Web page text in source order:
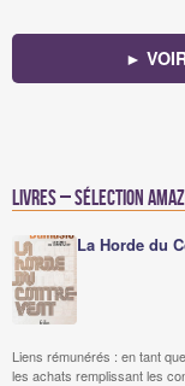
►
Livres – Sélection
La Horde du
Liens rémunérés : en tant
les achats remplissant les